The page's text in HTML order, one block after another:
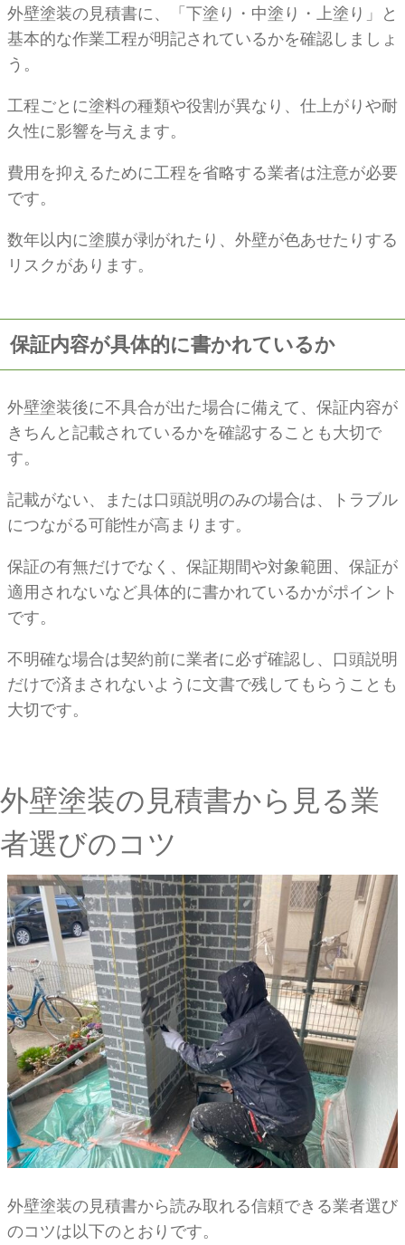
外壁塗装の見積書に、「下塗り・中塗り・上塗り」と
基本的な作業工程が明記されているかを確認しましょ
う。
工程ごとに塗料の種類や役割が異なり、仕上がりや耐
久性に影響を与えます。
費用を抑えるために工程を省略する業者は注意が必要
です。
数年以内に塗膜が剥がれたり、外壁が色あせたりする
リスクがあります。
保証内容が具体的に書かれているか
外壁塗装後に不具合が出た場合に備えて、保証内容が
きちんと記載されているかを確認することも大切で
す。
記載がない、または口頭説明のみの場合は、トラブル
につながる可能性が高まります。
保証の有無だけでなく、保証期間や対象範囲、保証が
適用されないなど具体的に書かれているかがポイント
です。
不明確な場合は契約前に業者に必ず確認し、口頭説明
だけで済まされないように文書で残してもらうことも
大切です。
外壁塗装の見積書から見る業
者選びのコツ
外壁塗装の見積書から読み取れる信頼できる業者選び
のコツは以下のとおりです。